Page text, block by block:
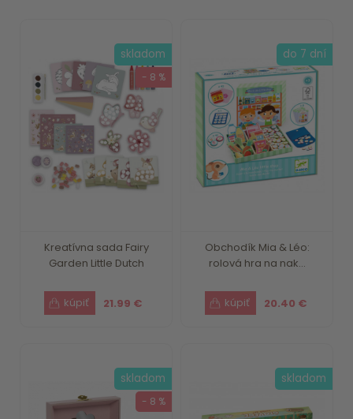
Kreatívna sada Fairy
Garden Little Dutch
21.99 €
skladom
- 8 %
Obchodík Mia & Léo:
rolová hra na nak...
20.40 €
do 7 dní
skladom
- 8 %
skladom